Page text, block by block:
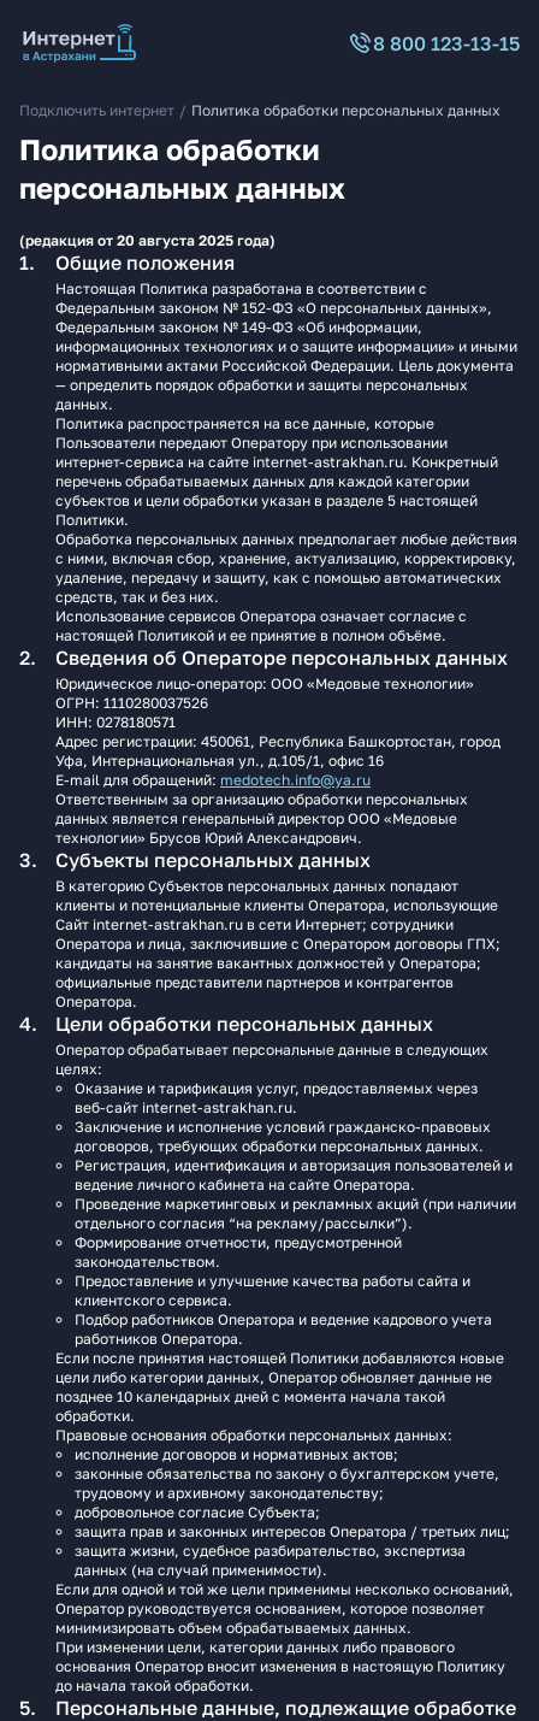
8 800 123-13-15
Подключить интернет / Политика обработки персональных данных
Политика обработки
персональных данных
(редакция от 20 августа 2025 года)
Общие положения
Настоящая Политика разработана в соответствии с
Федеральным законом № 152-ФЗ «О персональных данных»,
Федеральным законом № 149-ФЗ «Об информации,
информационных технологиях и о защите информации» и иными
нормативными актами Российской Федерации. Цель документа
— определить порядок обработки и защиты персональных
данных.
Политика распространяется на все данные, которые
Пользователи передают Оператору при использовании
интернет-сервиса на сайте internet-astrakhan.ru. Конкретный
перечень обрабатываемых данных для каждой категории
субъектов и цели обработки указан в разделе 5 настоящей
Политики.
Обработка персональных данных предполагает любые действия
с ними, включая сбор, хранение, актуализацию, корректировку,
удаление, передачу и защиту, как с помощью автоматических
средств, так и без них.
Использование сервисов Оператора означает согласие с
настоящей Политикой и ее принятие в полном объёме.
Сведения об Операторе персональных данных
Юридическое лицо‑оператор: ООО «Медовые технологии»
ОГРН: 1110280037526
ИНН: 0278180571
Адрес регистрации: 450061, Республика Башкортостан, город
Уфа, Интернациональная ул., д.105/1, офис 16
E‑mail для обращений: medotech.info@ya.ru
Ответственным за организацию обработки персональных
данных является генеральный директор ООО «Медовые
технологии» Брусов Юрий Александрович.
Субъекты персональных данных
В категорию Субъектов персональных данных попадают
клиенты и потенциальные клиенты Оператора, использующие
Сайт internet-astrakhan.ru в сети Интернет; сотрудники
Оператора и лица, заключившие с Оператором договоры ГПХ;
кандидаты на занятие вакантных должностей у Оператора;
официальные представители партнеров и контрагентов
Оператора.
Цели обработки персональных данных
Оператор обрабатывает персональные данные в следующих
целях:
Оказание и тарификация услуг, предоставляемых через
веб‑сайт internet-astrakhan.ru.
Заключение и исполнение условий гражданско-правовых
договоров, требующих обработки персональных данных.
Регистрация, идентификация и авторизация пользователей и
ведение личного кабинета на сайте Оператора.
Проведение маркетинговых и рекламных акций (при наличии
отдельного согласия “на рекламу/рассылки”).
Формирование отчетности, предусмотренной
законодательством.
Предоставление и улучшение качества работы сайта и
клиентского сервиса.
Подбор работников Оператора и ведение кадрового учета
работников Оператора.
Если после принятия настоящей Политики добавляются новые
цели либо категории данных, Оператор обновляет данные не
позднее 10 календарных дней с момента начала такой
обработки.
Правовые основания обработки персональных данных:
исполнение договоров и нормативных актов;
законные обязательства по закону о бухгалтерском учете,
трудовому и архивному законодательству;
добровольное согласие Субъекта;
защита прав и законных интересов Оператора / третьих лиц;
защита жизни, судебное разбирательство, экспертиза
данных (на случай применимости).
Если для одной и той же цели применимы несколько оснований,
Оператор руководствуется основанием, которое позволяет
минимизировать объем обрабатываемых данных.
При изменении цели, категории данных либо правового
основания Оператор вносит изменения в настоящую Политику
до начала такой обработки.
Персональные данные, подлежащие обработке